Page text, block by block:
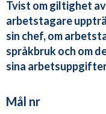
Tvist om giltighet
arbetstagare
sin chef, om
språkbruk och om
sina
Mål nr